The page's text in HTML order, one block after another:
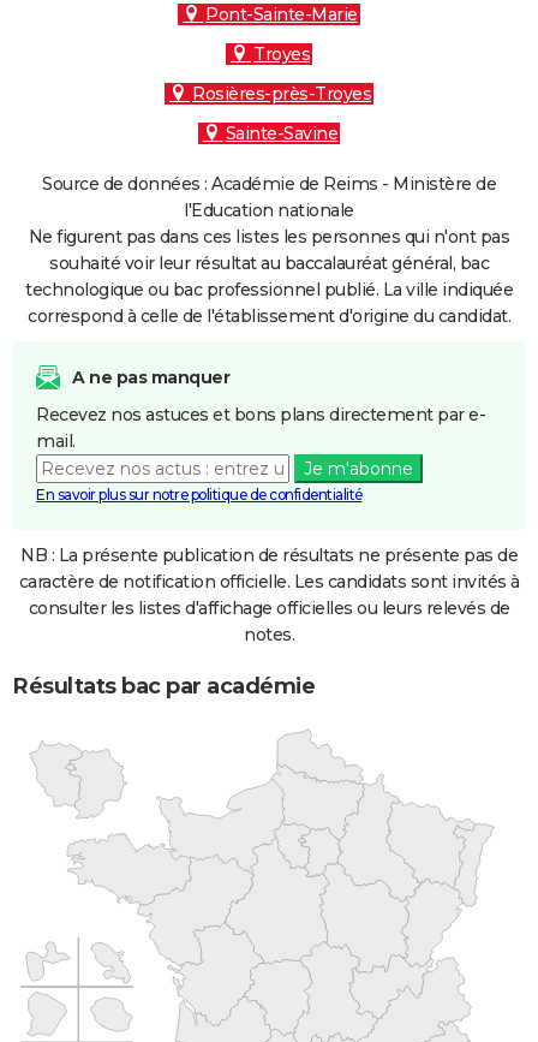
Pont-Sainte-Marie
Troyes
Rosières-près-Troyes
Sainte-Savine
Source de données : Académie de Reims - Ministère de
l'Education nationale
Ne figurent pas dans ces listes les personnes qui n'ont pas
souhaité voir leur résultat au baccalauréat général, bac
technologique ou bac professionnel publié. La ville indiquée
correspond à celle de l'établissement d'origine du candidat.
A ne pas manquer
Recevez nos astuces et bons plans directement par e-
mail.
Je m'abonne
En savoir plus sur notre politique de confidentialité
NB : La présente publication de résultats ne présente pas de
caractère de notification officielle. Les candidats sont invités à
consulter les listes d'affichage officielles ou leurs relevés de
notes.
Résultats bac par académie